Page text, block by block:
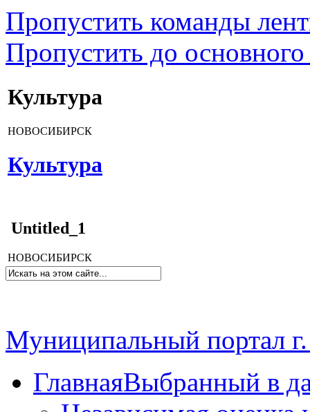
Пропустить команды
Пропустить до основного
Культура
НОВОСИБИРСК
Культура
Untitled_1
НОВОСИБИРСК
Муниципальный портал
ГлавнаяВыбранный в